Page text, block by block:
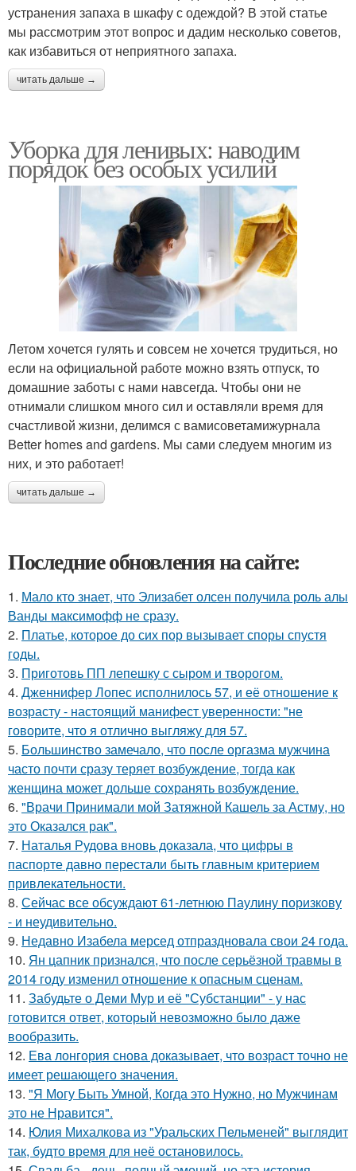
устранения запаха в шкафу с одеждой? В этой статье
мы рассмотрим этот вопрос и дадим несколько советов,
как избавиться от неприятного запаха.
читать дальше →
Уборка для ленивых: наводим
порядок без особых усилий
Летом хочется гулять и совсем не хочется трудиться, но
если на официальной работе можно взять отпуск, то
домашние заботы с нами навсегда. Чтобы они не
отнимали слишком много сил и оставляли время для
счастливой жизни, делимся с вамисоветамижурнала
Better homes and gardens. Мы сами следуем многим из
них, и это работает!
читать дальше →
Последние обновления на сайте:
1. Мало кто знает, что Элизабет олсен получила роль алы
Ванды максимофф не сразу.
2. Платье, которое до сих пор вызывает споры спустя
годы.
3. Приготовь ПП лепешку с сыром и творогом.
4. Дженнифер Лопес исполнилось 57, и её отношение к
возрасту - настоящий манифест уверенности: "не
говорите, что я отлично выгляжу для 57.
5. Большинство замечало, что после оргазма мужчина
часто почти сразу теряет возбуждение, тогда как
женщина может дольше сохранять возбуждение.
6. "Врачи Принимали мой Затяжной Кашель за Астму, но
это Оказался рак".
7. Наталья Рудова вновь доказала, что цифры в
паспорте давно перестали быть главным критерием
привлекательности.
8. Сейчас все обсуждают 61-летнюю Паулину поризкову
- и неудивительно.
9. Недавно Изабела мерсед отпраздновала свои 24 года.
10. Ян цапник признался, что после серьёзной травмы в
2014 году изменил отношение к опасным сценам.
11. Забудьте о Деми Мур и её "Субстанции" - у нас
готовится ответ, который невозможно было даже
вообразить.
12. Ева лонгория снова доказывает, что возраст точно не
имеет решающего значения.
13. "Я Могу Быть Умной, Когда это Нужно, но Мужчинам
это не Нравится".
14. Юлия Михалкова из "Уральских Пельменей" выглядит
так, будто время для неё остановилось.